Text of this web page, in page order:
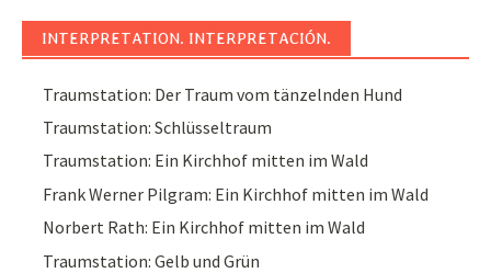
INTERPRETATION. INTERPRETACIÓN.
Traumstation: Der Traum vom tänzelnden Hund
Traumstation: Schlüsseltraum
Traumstation: Ein Kirchhof mitten im Wald
Frank Werner Pilgram: Ein Kirchhof mitten im Wald
Norbert Rath: Ein Kirchhof mitten im Wald
Traumstation: Gelb und Grün